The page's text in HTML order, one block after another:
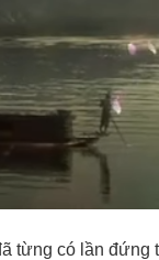
từng có lần đứng